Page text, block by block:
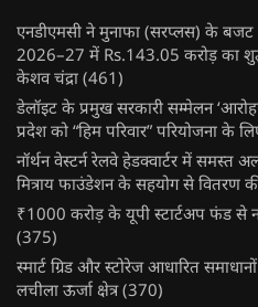
एनडीएमसी ने मुनाफा (सरप्लस) के बजट
2026–27 में Rs.143.05 करोड़ का
केशव चंद्रा (461)
डेलॉइट के प्रमुख सरकारी सम्मेलन
प्रदेश को “हिम परिवार” परियोजना के
नॉर्थन वेस्टर्न रेलवे हेडक्वार्टर में समस्त
मित्राय फाउंडेशन के सहयोग से वितरण की
₹1000 करोड़ के यूपी स्टार्टअप फंड से
(375)
स्मार्ट ग्रिड और स्टोरेज आधारित
लचीला ऊर्जा क्षेत्र (370)